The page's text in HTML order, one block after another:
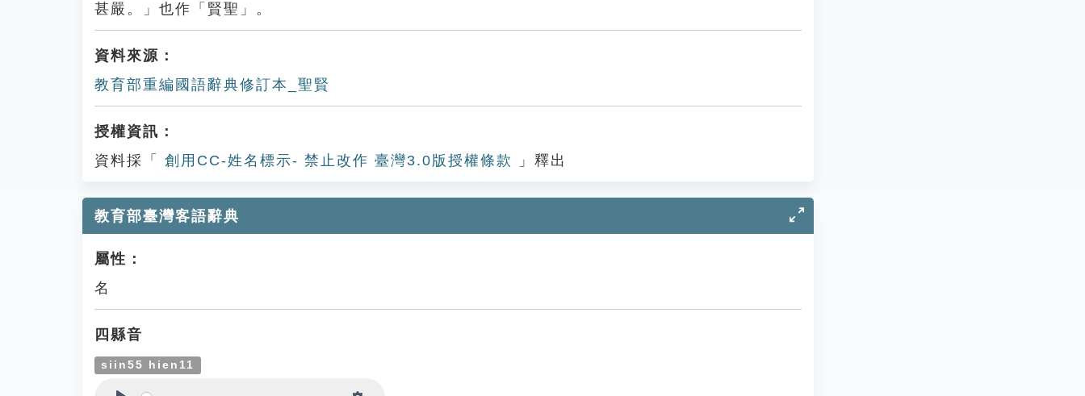
甚嚴。」也作「賢聖」。
資料來源：
教育部重編國語辭典修訂本_聖賢
授權資訊：
資料採「
創用CC-姓名標示- 禁止改作 臺灣3.0版授權條款 」釋出
教育部臺灣客語辭典
屬性：
名
四縣音
siin55 hien11